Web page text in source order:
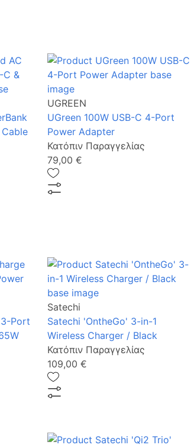
UGREEN
UGreen 100W USB-C 4-Port
Power Adapter
Κατόπιν Παραγγελίας
79,00 €
Port
Satechi
Satechi 'OntheGo' 3-in-1
Wireless Charger / Black
Κατόπιν Παραγγελίας
109,00 €